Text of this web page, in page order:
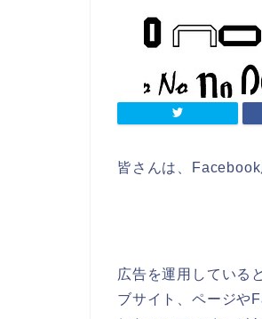
皆さんは、
広告を運用している
ブサイト、ページや